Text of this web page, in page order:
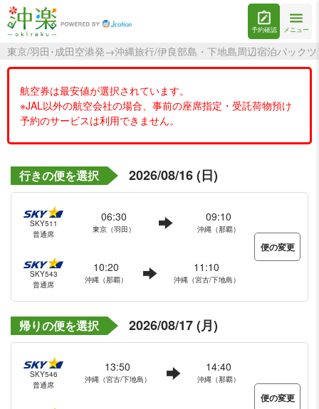
予約確認 メニュー
東京/羽田･成田空港発→沖縄旅行/伊良部島・下地島周辺宿泊パック
航空券は最安値が選択されています。
※JAL以外の航空会社の場合、事前の座席指定・受託荷物預け
予約のサービスは利用できません。
行きの便を選択 2026/08/16 (日)
SKY511
普通席
06:30
東京（羽田）
09:10
沖縄（那覇）
SKY543
普通席
10:20
沖縄（那覇）
11:10
沖縄（宮古/下地島）
便の変更
帰りの便を選択 2026/08/17 (月)
SKY546
普通席
13:50
沖縄（宮古/下地島）
14:40
沖縄（那覇）
便の変更